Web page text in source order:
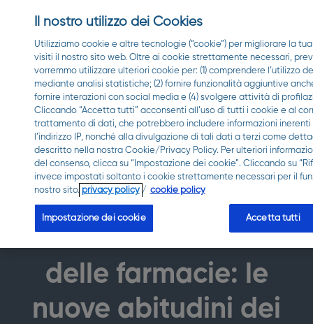
COVID-19 FARMACIE PREVENZIONE
Evoluzione del ruolo
delle farmacie: le
nuove abitudini dei
Il nostro utilizzo dei Cookies
Utilizziamo cookie e altre tecnologie (“cookie”) per migliorare la
visiti il nostro sito web. Oltre ai cookie strettamente necessari,
vorremmo utilizzare ulteriori cookie per: (1) comprendere l’utilizzo
mediante analisi statistiche; (2) fornire funzionalità aggiuntive
fornire interazioni con social media e (4) svolgere attività di
Cliccando “Accetta tutti” acconsenti all’uso di tutti i cookie e al
trattamento di dati, che potrebbero includere informazioni inerenti
l’indirizzo IP, nonché alla divulgazione di tali dati a terzi come
descritto nella nostra Cookie/Privacy Policy. Per ulteriori
del consenso, clicca su “Impostazione dei cookie”. Cliccando su
invece impostati soltanto i cookie strettamente necessari per il
nostro sito. privacy policy/ cookie policy
Impostazione dei cookie Accetta tutti